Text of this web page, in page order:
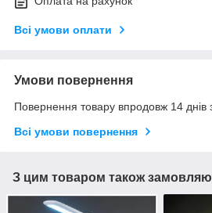
Всі умови оплати
Умови повернення
Повернення товару впродовж 14 днів
Всі умови повернення
З цим товаром також